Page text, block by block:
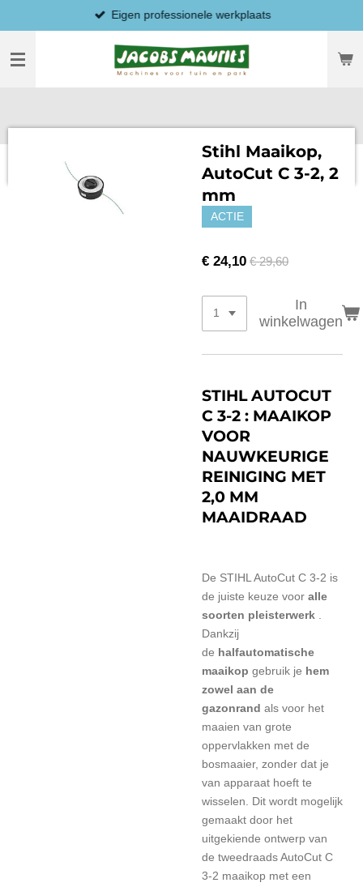
direct
naar
hoofdinhoud
Eigen professionele werkplaats
Stihl Maaikop,
AutoCut C 3-2, 2
mm
ACTIE
€ 24,10 € 29,60
In
winkelwagen
STIHL AUTOCUT
C 3-2 : MAAIKOP
VOOR
NAUWKEURIGE
REINIGING MET
2,0 MM
MAAIDRAAD
De STIHL AutoCut C 3-2 is
de juiste keuze voor alle
soorten pleisterwerk
Dankzij
de halfautomatische
maaikop gebruik je hem
zowel aan de
gazonrand als voor het
maaien van grote
oppervlakken met de
bosmaaier, zonder dat je
van apparaat hoeft te
wisselen. Dit wordt mogelijk
gemaakt door het
uitgekiende ontwerp van
de tweedraads AutoCut C
3-2 maaikop met een